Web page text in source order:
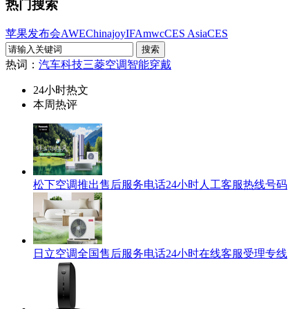
热门搜索
苹果发布会AWEChinajoyIFAmwcCES AsiaCES
热词： 汽车科技三菱空调智能穿戴
24小时热文
本周热评
松下空调推出售后服务电话24小时人工客服热线号码
日立空调全国售后服务电话24小时在线客服受理专线